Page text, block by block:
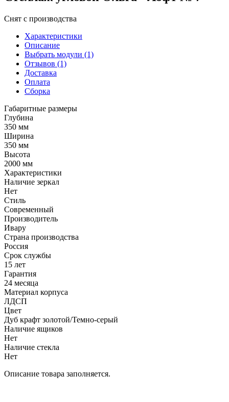
Снят с производства
Характеристики
Описание
Выбрать модули (1)
Отзывов (1)
Доставка
Оплата
Сборка
Габаритные размеры
Глубина
350 мм
Ширина
350 мм
Высота
2000 мм
Характеристики
Наличие зеркал
Нет
Стиль
Современный
Производитель
Ивару
Страна производства
Россия
Срок службы
15 лет
Гарантия
24 месяца
Материал корпуса
ЛДСП
Цвет
Дуб крафт золотой/Темно-серый
Наличие ящиков
Нет
Наличие стекла
Нет
Описание товара заполняется.